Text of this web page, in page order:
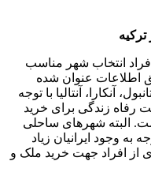
انتخاب شهر مناسب
اطلاعات عنوان شده
آنکارا، آنتالیا با توجه
رفاه زندگی برای خرید
البته شهرهای ساحلی
به وجود ایرانیان زیاد
از افراد جهت خرید ملک و